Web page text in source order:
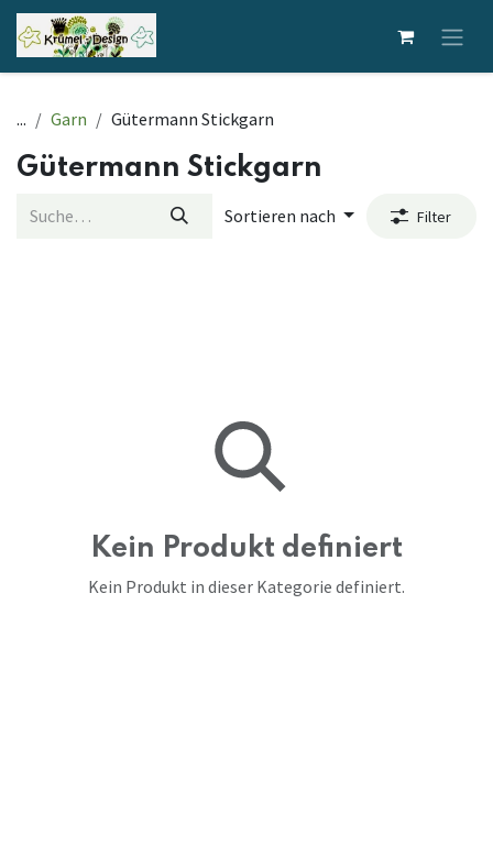
Zum Inhalt springen
... Garn Gütermann Stickgarn
Gütermann Stickgarn
Sortieren nach Filter
Kein Produkt definiert
Kein Produkt in dieser Kategorie definiert.